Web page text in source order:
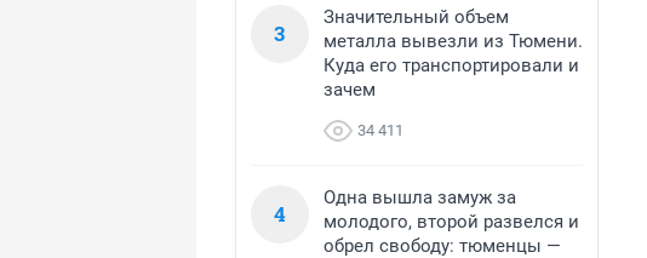
3
Значительный объем
металла вывезли из Тюмени.
Куда его транспортировали и
зачем
34 411
4
Одна вышла замуж за
молодого, второй развелся и
обрел свободу: тюменцы —